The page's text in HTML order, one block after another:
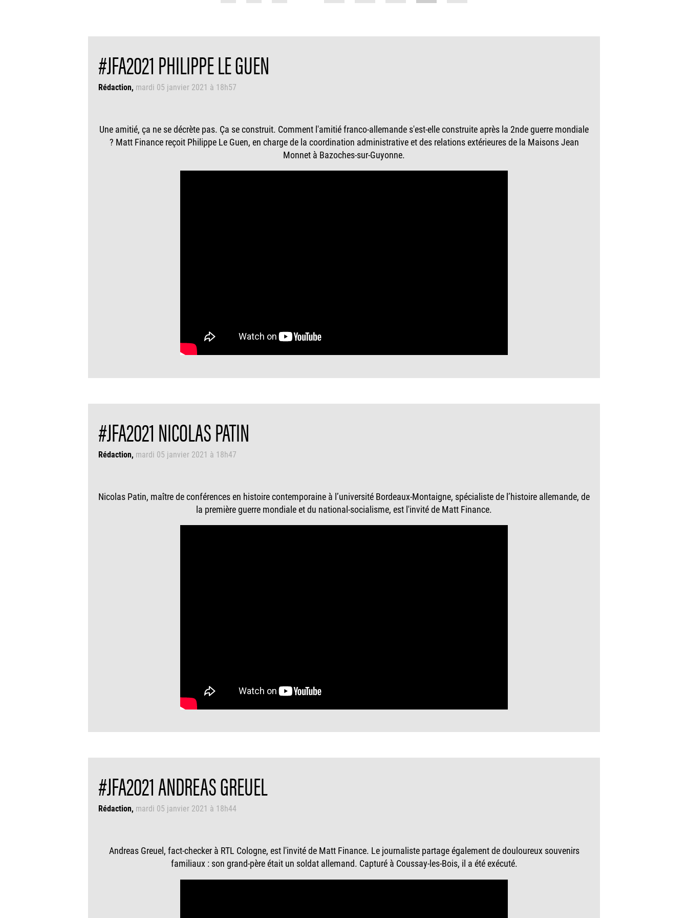
#JFA2021 PHILIPPE LE GUEN
Rédaction mardi 05 janvier 2021 à 18h57
Une amitié, ça ne se décrète pas. Ça se construit. Comment l'amitié franco-allemande s'est-elle construite après la 2nde guerre mondiale
? Matt Finance reçoit Philippe Le Guen, en charge de la coordination administrative et des relations extérieures de la Maisons Jean
Monnet à Bazoches-sur-Guyonne.
#JFA2021 NICOLAS PATIN
Rédaction mardi 05 janvier 2021 à 18h47
Nicolas Patin, maître de conférences en histoire contemporaine à l’université Bordeaux-Montaigne, spécialiste de l’histoire allemande, de
la première guerre mondiale et du national-socialisme, est l'invité de Matt Finance.
#JFA2021 ANDREAS GREUEL
Rédaction mardi 05 janvier 2021 à 18h44
Andreas Greuel, fact-checker à RTL Cologne, est l'invité de Matt Finance. Le journaliste partage également de douloureux souvenirs
familiaux : son grand-père était un soldat allemand. Capturé à Coussay-les-Bois, il a été exécuté.